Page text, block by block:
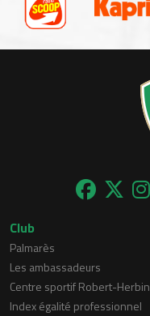
Club
Palmarès
Les ambassadeurs
Centre sportif Robert-Herbin
Index égalité professionnel